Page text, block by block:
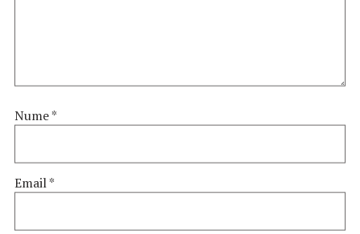
Nume*
Email*